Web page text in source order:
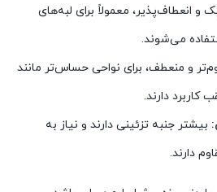
و انعطاف‌پذیر، معمولاً برای لبه‌های
می‌شوند.
و منعطف، برای نواحی حساس‌تر مانند
کاربرد دارند.
بیشتر جنبه تزئینی دارند و نیاز به
دارند.